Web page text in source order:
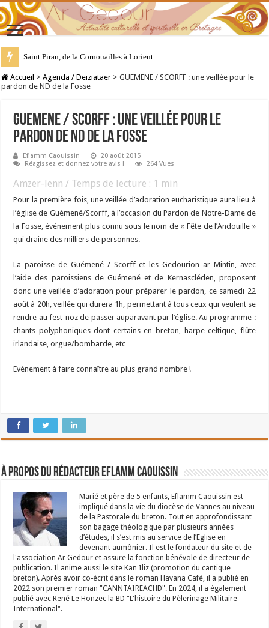
Saint Piran, de la Cornouailles à Lorient
28 juillet : Saint Samson de Dol, père de la Bretagne chrétienne
Accueil > Agenda / Deiziataer > GUEMENE / SCORFF : une veillée pour le
pardon de ND de la Fosse
GUEMENE / SCORFF : une veillée pour le
pardon de ND de la Fosse
Eflamm Caouissin
20 août 2015
Réagissez et donnez votre avis !
264 Vues
Amzer-lenn / Temps de lecture : 1 min
Pour la première fois, une veillée d’adoration eucharistique aura lieu à
l’église de Guémené/Scorff, à l’occasion du Pardon de Notre-Dame de
la Fosse, événement plus connu sous le nom de « Fête de l’Andouille »
qui draine des milliers de personnes.
La paroisse de Guémené / Scorff et les Gedourion ar Mintin, avec
l’aide des paroissiens de Guémené et de Kernascléden, proposent
donc une veillée d’adoration pour préparer le pardon, ce samedi 22
août à 20h, veillée qui durera 1h, permettant à tous ceux qui veulent se
rendre au fest-noz de passer auparavant par l’église. Au programme :
chants polyphoniques dont certains en breton, harpe celtique, flûte
irlandaise, orgue/bombarde, etc…
Evénement à faire connaître au plus grand nombre !
À propos du rédacteur Eflamm Caouissin
Marié et père de 5 enfants, Eflamm Caouissin est
impliqué dans la vie du diocèse de Vannes au niveau
de la Pastorale du breton. Tout en approfondissant
son bagage théologique par plusieurs années
d’études, il s’est mis au service de l’Eglise en
devenant aumônier. Il est le fondateur du site et de
l'association Ar Gedour et assure la fonction bénévole de directeur de
publication. Il anime aussi le site Kan Iliz (promotion du cantique
breton). Après avoir co-écrit dans le roman Havana Café, il a publié en
2022 son premier roman "CANNTAIREACHD". En 2024, il a également
publié avec René Le Honzec la BD "L'histoire du Pèlerinage Militaire
International".